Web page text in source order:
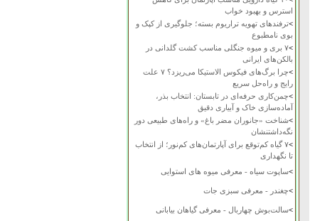
استرس و بهبود خواب
>ترفندهای تهویه تراریوم بسته؛ جلوگیری از کپک و
بوی نامطبوع
>
۷ بری و میوه جنگلی مناسب کشت گلدانی در
بالکن‌های ایرانی
>
چرا برگ‌های فیکوس الاستیکا می‌ریزد؟ ۷ علت
رایج و راه‌حل سریع
>چمن‌کاری حرفه‌ای در تابستان: انتخاب بذر،
آماده‌سازی خاک و آبیاری دقیق
>شناخت «جانوران مضر باغ» و راه‌های طبیعی دور
نگه‌داشتنشان
>
۷ گیاه کم‌توقع برای آپارتمان‌های کم‌نور؛ از انتخاب
تا نگهداری
>ساپوت سیاه - معرفی میوه های استوایی
>چغندر - معرفی سبزی جات
>سالت‌بوش چهاربال - معرفی گیاهان بیابانی